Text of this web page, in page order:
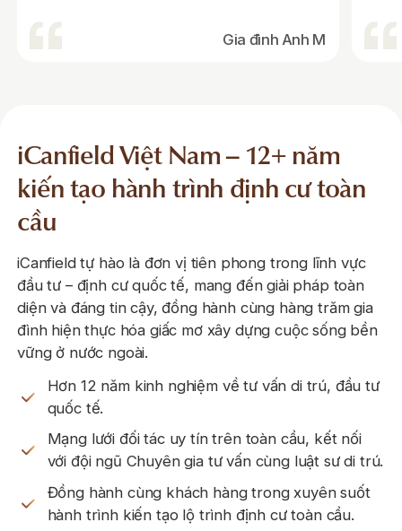
Gia đình Anh M
iCanfield Việt Nam – 12+ năm
kiến tạo hành trình định cưtoàn
cầu
iCanfield tự hào là đơn vị tiên phong trong lĩnh vực
đầu tư – định cư quốc tế, mang đến giải pháp toàn
diện và đáng tin cậy, đồng hành cùng hàng trăm gia
đình hiện thực hóa giấc mơ xây dựng cuộc sống bền
vững ở nước ngoài.
Hơn 12 năm kinh nghiệm về tư vấn di trú, đầu tư
quốc tế.
Mạng lưới đối tác uy tín trên toàn cầu, kết nối
với đội ngũ Chuyên gia tư vấn cùng luật sư di trú.
Đồng hành cùng khách hàng trong xuyên suốt
hành trình kiến tạo lộ trình định cư toàn cầu.